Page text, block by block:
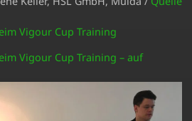
Vigour Cup Training
Vigour Cup Training – auf